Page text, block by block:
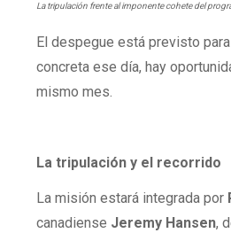
La tripulación frente al imponente cohete del
El despegue está previsto
concreta ese día, hay
mismo mes.
La tripulación y el recorrido
La misión estará integrada por
canadiense Jeremy Hansen,